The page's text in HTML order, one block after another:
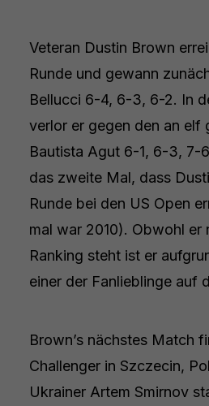
Veteran Dustin Brown
Runde und gewann
Bellucci 6-4, 6-3, 6-2. In
verlor er gegen den an elf
Bautista Agut 6-1, 6-3, 7-
das zweite Mal, dass
Runde bei den US Open
mal war 2010). Obwohl er
Ranking steht ist er
einer der Fanlieblinge auf
Brown’s nächstes Match
Challenger in Szczecin,
Ukrainer Artem Smirnov